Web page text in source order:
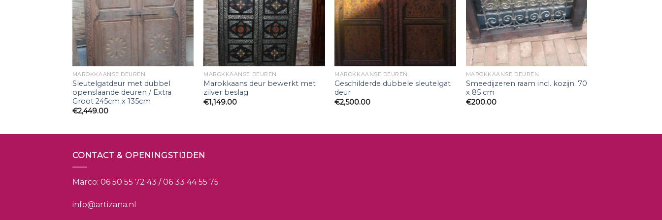
MAROKKAANSE DEUREN
Sleutelgatdeur met dubbel
openslaande deuren / Extra
Groot 245cm x 135cm
€2,449.00
MAROKKAANSE DEUREN
Marokkaans deur bewerkt met
zilver beslag
€1,149.00
MAROKKAANSE DEUREN
Geschilderde dubbele sleutelgat
deur
€2,500.00
MAROKKAANSE DEUREN
Smeedijzeren raam incl. kozijn. 70
x 85 cm
€200.00
CONTACT & OPENINGSTIJDEN
Marco: 06 50 55 72 43 / 06 33 44 55 75
info@artizana.nl